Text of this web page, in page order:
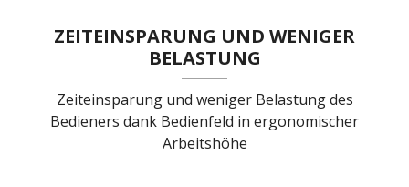
ZEITEINSPARUNG UND WENIGER
BELASTUNG
Zeiteinsparung und weniger Belastung des
Bedieners dank Bedienfeld in ergonomischer
Arbeitshöhe